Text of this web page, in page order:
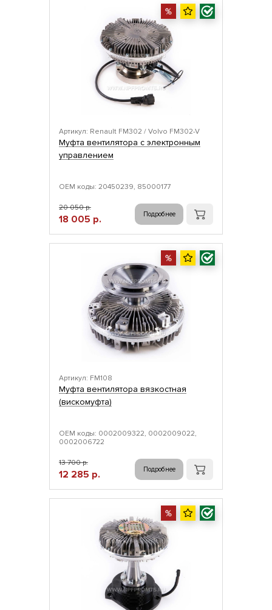
Артикул: Renault FM302 / Volvo FM302-V
Муфта вентилятора с электронным
управлением
ОЕМ коды: 20450239, 85000177
20 050 р.
18 005 р. Подробнее
Артикул: FM108
Муфта вентилятора вязкостная
(вискомуфта)
ОЕМ коды: 0002009322, 0002009022,
0002006722
13 700 р.
12 285 р. Подробнее